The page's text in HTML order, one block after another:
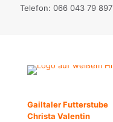
Telefon: 066 043 79 897
Gailtaler Futterstube
Christa Valentin